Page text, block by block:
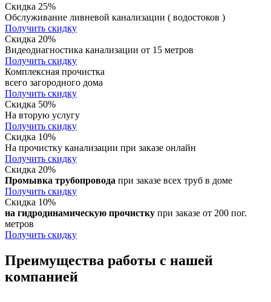
Скидка 25%
Обслуживание ливневой канализации ( водостоков )
Получить скидку
Скидка 20%
Видеодиагностика канализации от 15 метров
Получить скидку
Комплексная прочистка
всего загородного дома
Получить скидку
Скидка 50%
На вторую услугу
Получить скидку
Скидка 10%
На прочистку канализации при заказе онлайн
Получить скидку
Скидка 20%
Промывка трубопровода при заказе всех труб в доме
Получить скидку
Скидка 10%
на гидродинамическую прочистку при заказе от 200 пог.
метров
Получить скидку
Преимущества работы с нашей
компанией